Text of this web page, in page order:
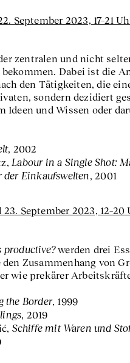
September 2023, 17–21
zentralen und nicht
Dabei ist die
den Tätigkeiten, die
sondern dezidiert
Ideen und Wissen oder
, 2002
Labour in a Single Shot:
der Einkaufswelten, 2001
September 2023, 12–20
productive?werden drei
den Zusammenhang von
wie prekärer
the Border, 1999
, 2019
Schiffe mit Waren und